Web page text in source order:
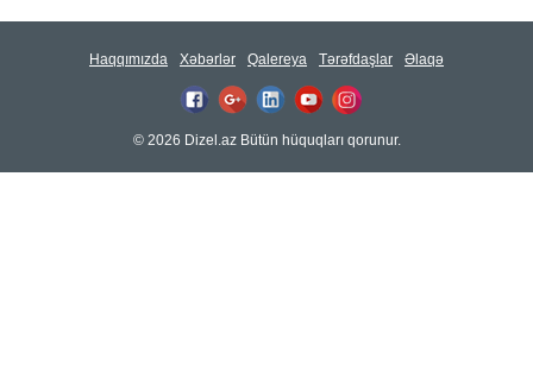
Haqqımızda Xəbərlər Qalereya Tərəfdaşlar Əlaqə
© 2026 Dizel.az Bütün hüquqları qorunur.